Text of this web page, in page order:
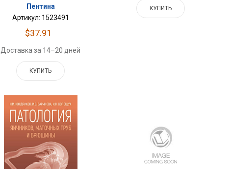
Пентина
Артикул: 1523491
$37.91
Доставка за 14–20 дней
КУПИТЬ
КУПИТЬ